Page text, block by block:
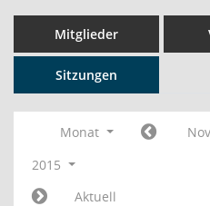
Mitglieder
Sitzungen
Monat
2015
Aktuell